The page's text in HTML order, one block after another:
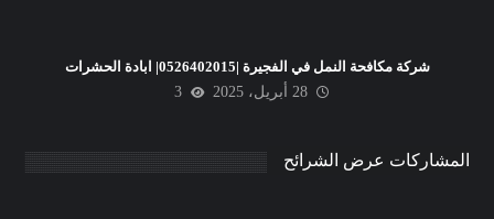
شركة مكافحة النمل في الفجيرة |0526402015| ابادة الحشرات
28 أبريل، 2025
3
المشاركات عرض الشرائح